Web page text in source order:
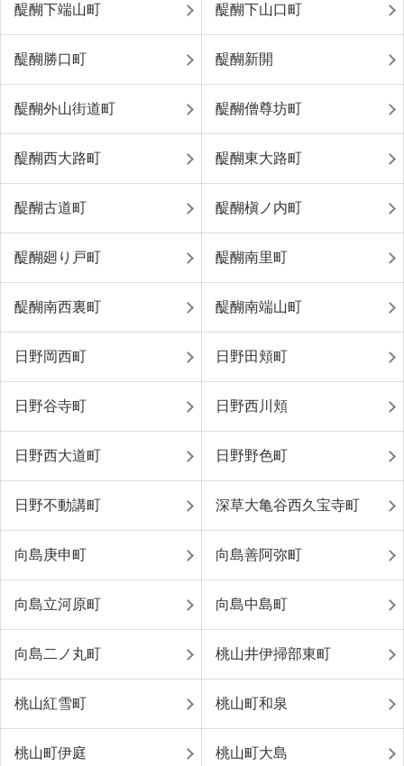
醍醐下端山町 醍醐下山口町
醍醐勝口町 醍醐新開
醍醐外山街道町 醍醐僧尊坊町
醍醐西大路町 醍醐東大路町
醍醐古道町 醍醐槇ノ内町
醍醐廻り戸町 醍醐南里町
醍醐南西裏町 醍醐南端山町
日野岡西町 日野田頬町
日野谷寺町 日野西川頬
日野西大道町 日野野色町
日野不動講町 深草大亀谷西久宝寺町
向島庚申町 向島善阿弥町
向島立河原町 向島中島町
向島二ノ丸町 桃山井伊掃部東町
桃山紅雪町 桃山町和泉
桃山町伊庭 桃山町大島